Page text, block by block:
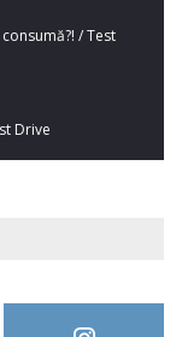
/ Test
Drive
facelift (S 580